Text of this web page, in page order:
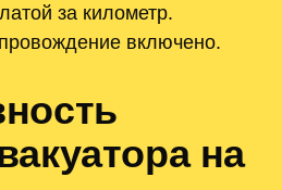
за километр.
включено.
на